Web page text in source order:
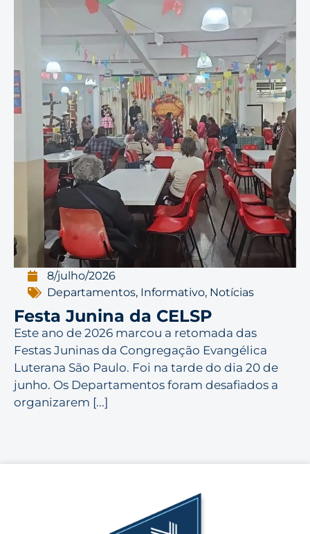
8/julho/2026
Departamentos, Informativo, Notícias
Festa Junina da CELSP
Este ano de 2026 marcou a retomada das
Festas Juninas da Congregação Evangélica
Luterana São Paulo. Foi na tarde do dia 20 de
junho. Os Departamentos foram desafiados a
organizarem [...]